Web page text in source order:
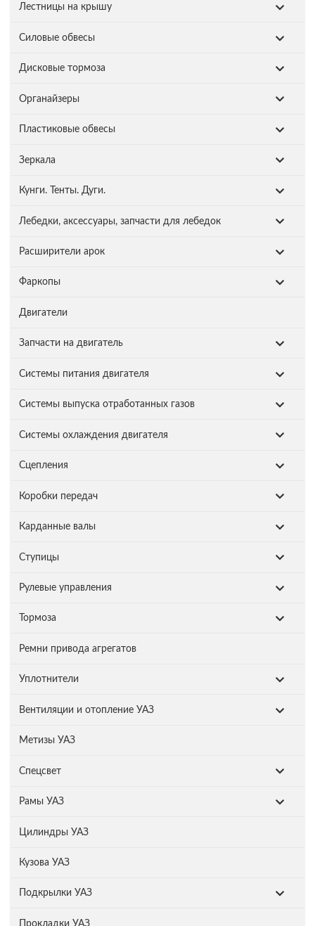
Лестницы на крышу
Силовые обвесы
Дисковые тормоза
Органайзеры
Пластиковые обвесы
Зеркала
Кунги. Тенты. Дуги.
Лебедки, аксессуары, запчасти для лебедок
Расширители арок
Фаркопы
Двигатели
Запчасти на двигатель
Системы питания двигателя
Системы выпуска отработанных газов
Системы охлаждения двигателя
Сцепления
Коробки передач
Карданные валы
Ступицы
Рулевые управления
Тормоза
Ремни привода агрегатов
Уплотнители
Вентиляции и отопление УАЗ
Метизы УАЗ
Спецсвет
Рамы УАЗ
Цилиндры УАЗ
Кузова УАЗ
Подкрылки УАЗ
Прокладки УАЗ